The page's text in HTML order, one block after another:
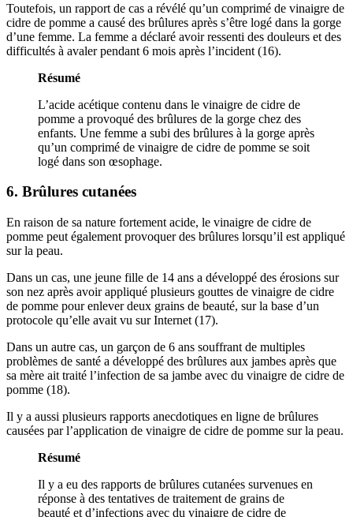
Toutefois, un rapport de cas a révélé qu’un comprimé de vinaigre de
cidre de pomme a causé des brûlures après s’être logé dans la gorge
d’une femme. La femme a déclaré avoir ressenti des douleurs et des
difficultés à avaler pendant 6 mois après l’incident (16).
Résumé
L’acide acétique contenu dans le vinaigre de cidre de
pomme a provoqué des brûlures de la gorge chez des
enfants. Une femme a subi des brûlures à la gorge après
qu’un comprimé de vinaigre de cidre de pomme se soit
logé dans son œsophage.
6. Brûlures cutanées
En raison de sa nature fortement acide, le vinaigre de cidre de
pomme peut également provoquer des brûlures lorsqu’il est appliqué
sur la peau.
Dans un cas, une jeune fille de 14 ans a développé des érosions sur
son nez après avoir appliqué plusieurs gouttes de vinaigre de cidre
de pomme pour enlever deux grains de beauté, sur la base d’un
protocole qu’elle avait vu sur Internet (17).
Dans un autre cas, un garçon de 6 ans souffrant de multiples
problèmes de santé a développé des brûlures aux jambes après que
sa mère ait traité l’infection de sa jambe avec du vinaigre de cidre de
pomme (18).
Il y a aussi plusieurs rapports anecdotiques en ligne de brûlures
causées par l’application de vinaigre de cidre de pomme sur la peau.
Résumé
Il y a eu des rapports de brûlures cutanées survenues en
réponse à des tentatives de traitement de grains de
beauté et d’infections avec du vinaigre de cidre de